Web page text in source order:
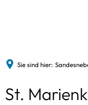
Sie sind hier:
St.